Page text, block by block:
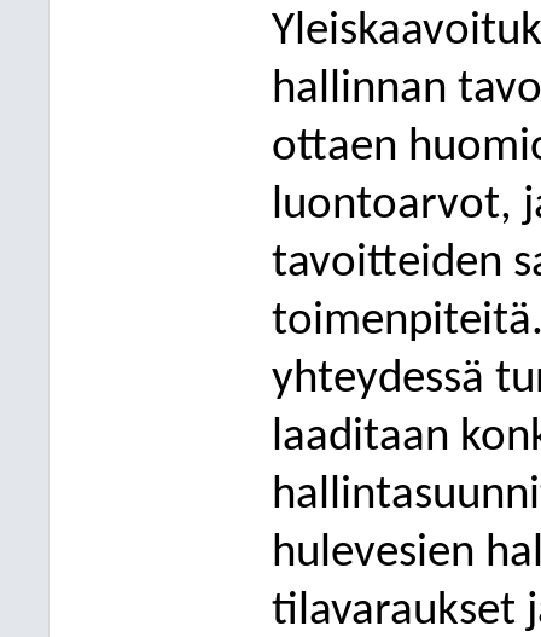
hallinnan
ottaen
luontoarvot,
tavoitteiden
yhteydessä
laaditaan
hulevesien
tilavaraukset